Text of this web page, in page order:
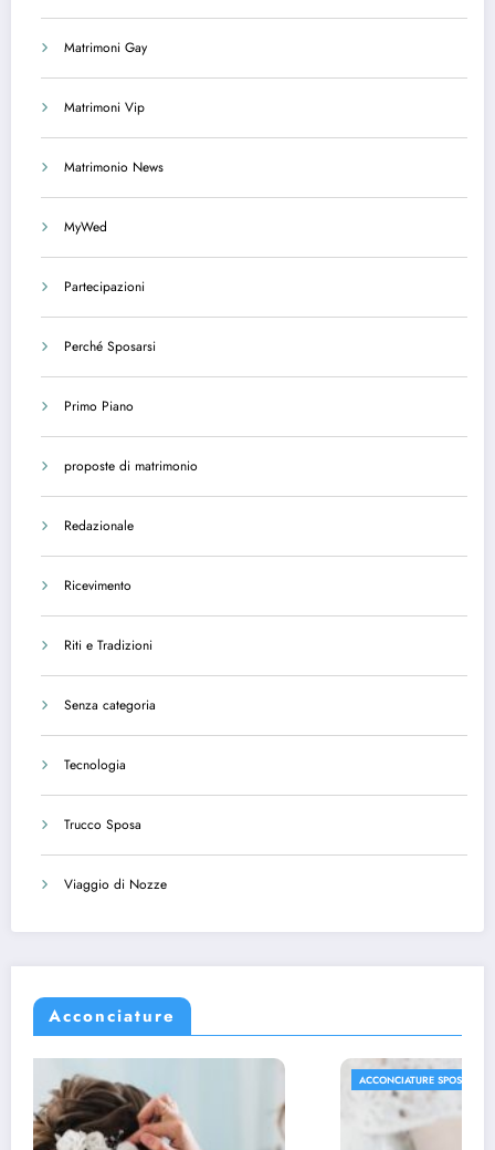
Matrimoni Gay
Matrimoni Vip
Matrimonio News
MyWed
Partecipazioni
Perché Sposarsi
Primo Piano
proposte di matrimonio
Redazionale
Ricevimento
Riti e Tradizioni
Senza categoria
Tecnologia
Trucco Sposa
Viaggio di Nozze
Acconciature
ACCONCIATURE SPOSA